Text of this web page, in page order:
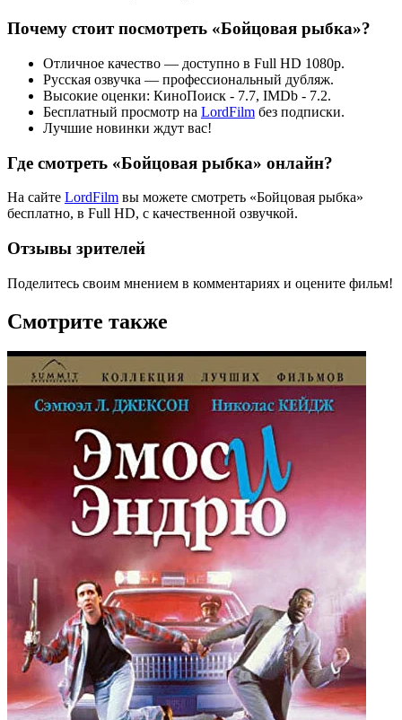
Почему стоит посмотреть «Бойцовая рыбка»?
Отличное качество — доступно в Full HD 1080p.
Русская озвучка — профессиональный дубляж.
Высокие оценки: КиноПоиск - 7.7, IMDb - 7.2.
Бесплатный просмотр на LordFilm без подписки.
Лучшие новинки ждут вас!
Где смотреть «Бойцовая рыбка» онлайн?
На сайте LordFilm вы можете смотреть «Бойцовая рыбка»
бесплатно, в Full HD, с качественной озвучкой.
Отзывы зрителей
Поделитесь своим мнением в комментариях и оцените фильм!
Смотрите также